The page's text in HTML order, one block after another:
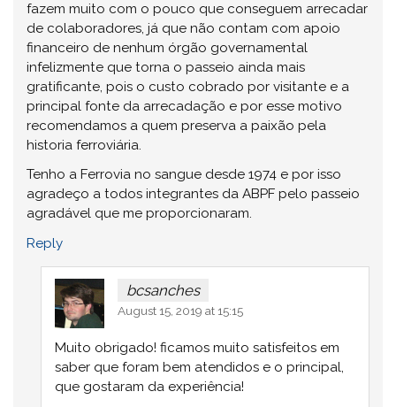
fazem muito com o pouco que conseguem arrecadar
de colaboradores, já que não contam com apoio
financeiro de nenhum órgão governamental
infelizmente que torna o passeio ainda mais
gratificante, pois o custo cobrado por visitante e a
principal fonte da arrecadação e por esse motivo
recomendamos a quem preserva a paixão pela
historia ferroviária.
Tenho a Ferrovia no sangue desde 1974 e por isso
agradeço a todos integrantes da ABPF pelo passeio
agradável que me proporcionaram.
Reply
bcsanches
August 15, 2019 at 15:15
Muito obrigado! ficamos muito satisfeitos em
saber que foram bem atendidos e o principal,
que gostaram da experiência!